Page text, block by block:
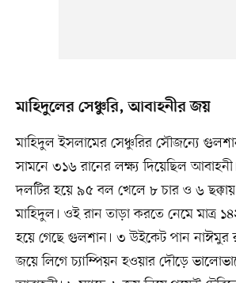
মাহিদুলের সেঞ্চুরি, আবাহনীর জয়
মাহিদুল ইসলামের সেঞ্চুরির সৌজন্যে
সামনে ৩১৬ রানের লক্ষ্য দিয়েছিল
দলটির হয়ে ৯৫ বল খেলে ৮ চার ও ৬
মাহিদুল। ওই রান তাড়া করতে নেমে মাত্র
হয়ে গেছে গুলশান। ৩ উইকেট পান নাঈমুর
জয়ে লিগে চ্যাম্পিয়ন হওয়ার দৌড়ে